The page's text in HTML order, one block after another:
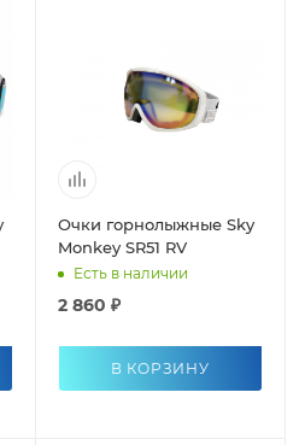
Очки горнолыжные Sky
Monkey SR51 RV
Есть в наличии
2 860 ₽
В КОРЗИНУ